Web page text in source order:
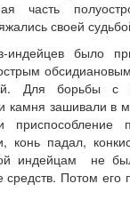
часть
своей
индейцев было
Для борьбы с
камня зашивали в
конь падал,
индейцам не
Потом его